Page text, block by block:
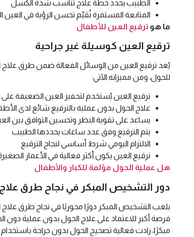
الطبيب يحدد خطة علاج تناسب شدة الكسل
المتابعة المستمرة تُقيّم تحسن الرؤية في العين
ما هو ترقيع العين للأطفال
ترقيع العين كوسيلة غير جراحية
يُعد ترقيع العين من الوسائل الفعالة ضمن طرق
للحول، ومن مميزاته الآتي:
ترقيع العين يُستخدم لتحفيز العين الضعيفة
علاج الحول بدون عملية بالترقيع شائع لدى
يساعد على تقوية النظر وتحسين التوافق بين
يتم الترقيع وفق عدد ساعات يحددها الطبيب
الالتزام اليومي شرط أساسي لنجاح الترقيع
ترقيع العين يكون أكثر فعالية في الأعمار
هل عملية الحول مؤلمة للكبار والأطفال
دور التشخيص المبكر في نجاح طرق
يلعب التشخيص المبكر دورًا محوريًا في نجاح طرق علاج
فرصة أكبر للاعتماد على علاج الحول بدون عملية دون
مبكرًا، زادت فعالية تصحيح الحول بدون جراحة